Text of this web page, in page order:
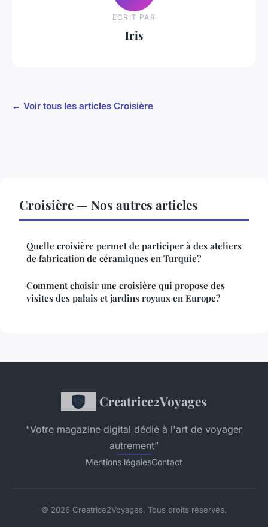
ECRIT PAR
Iris
← Voir tous les articles Croisière
Croisière — Nos autres articles
Quelle croisière permet de participer à des ateliers
de fabrication de céramiques en Turquie?
Comment choisir une croisière qui propose des
visites des palais et jardins royaux en Europe?
Creatrice2Voyages
“Votre magazine digital dédié à l'art de voyager
autrement”
Mentions légalesContact
© 2026 Creatrice2Voyages. Tous droits réservés.